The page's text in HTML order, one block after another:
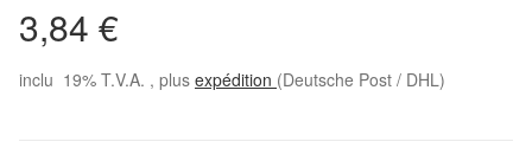
3,84 €
inclu 19% T.V.A. , plus expédition (Deutsche Post / DHL)